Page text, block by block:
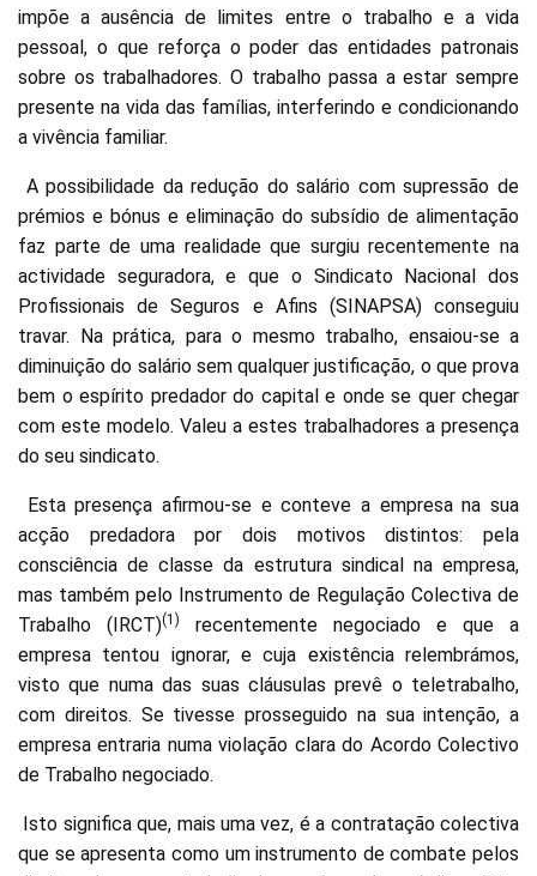
impõe a ausência de limites entre o trabalho e a vida
pessoal, o que reforça o poder das entidades patronais
sobre os trabalhadores. O trabalho passa a estar sempre
presente na vida das famílias, interferindo e condicionando
a vivência familiar.
A possibilidade da redução do salário com supressão de
prémios e bónus e eliminação do subsídio de alimentação
faz parte de uma realidade que surgiu recentemente na
actividade seguradora, e que o Sindicato Nacional dos
Profissionais de Seguros e Afins (SINAPSA) conseguiu
travar. Na prática, para o mesmo trabalho, ensaiou-se a
diminuição do salário sem qualquer justificação, o que prova
bem o espírito predador do capital e onde se quer chegar
com este modelo. Valeu a estes trabalhadores a presença
do seu sindicato.
Esta presença afirmou-se e conteve a empresa na sua
acção predadora por dois motivos distintos: pela
consciência de classe da estrutura sindical na empresa,
mas também pelo Instrumento de Regulação Colectiva de
Trabalho (IRCT)(1)
recentemente negociado e que a
empresa tentou ignorar, e cuja existência relembrámos,
visto que numa das suas cláusulas prevê o teletrabalho,
com direitos. Se tivesse prosseguido na sua intenção, a
empresa entraria numa violação clara do Acordo Colectivo
de Trabalho negociado.
Isto significa que, mais uma vez, é a contratação colectiva
que se apresenta como um instrumento de combate pelos